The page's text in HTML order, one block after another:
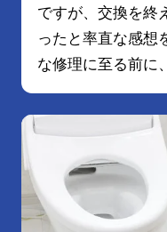
ですが、交換を終
ったと率直な感想
な修理に至る前に